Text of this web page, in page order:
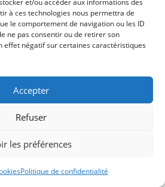
et/ou accéder aux informations des
à ces technologies nous permettra de
le comportement de navigation ou les ID
ne pas consentir ou de retirer son
effet négatif sur certaines caractéristiques
Accepter
Refuser
les préférences
Politique de confidentialité